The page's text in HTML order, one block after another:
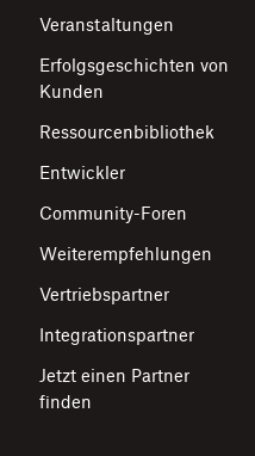
Veranstaltungen
Erfolgsgeschichten von
Kunden
Ressourcenbibliothek
Entwickler
Community-Foren
Weiterempfehlungen
Vertriebspartner
Integrationspartner
Jetzt einen Partner
finden